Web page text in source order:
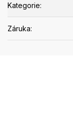
Kategorie:
Záruka: